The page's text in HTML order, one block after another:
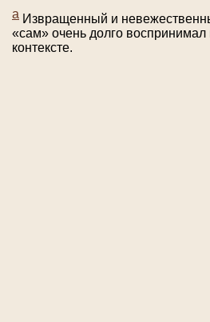
а Извращенный и
«сам» очень долго
контексте.